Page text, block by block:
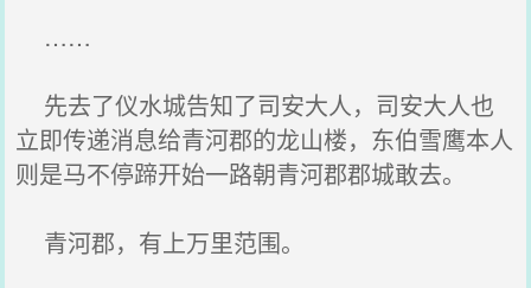
……
先去了仪水城告知了司安大人，司安大人也
立即传递消息给青河郡的龙山楼，东伯雪鹰本人
则是马不停蹄开始一路朝青河郡郡城敢去。
青河郡，有上万里范围。